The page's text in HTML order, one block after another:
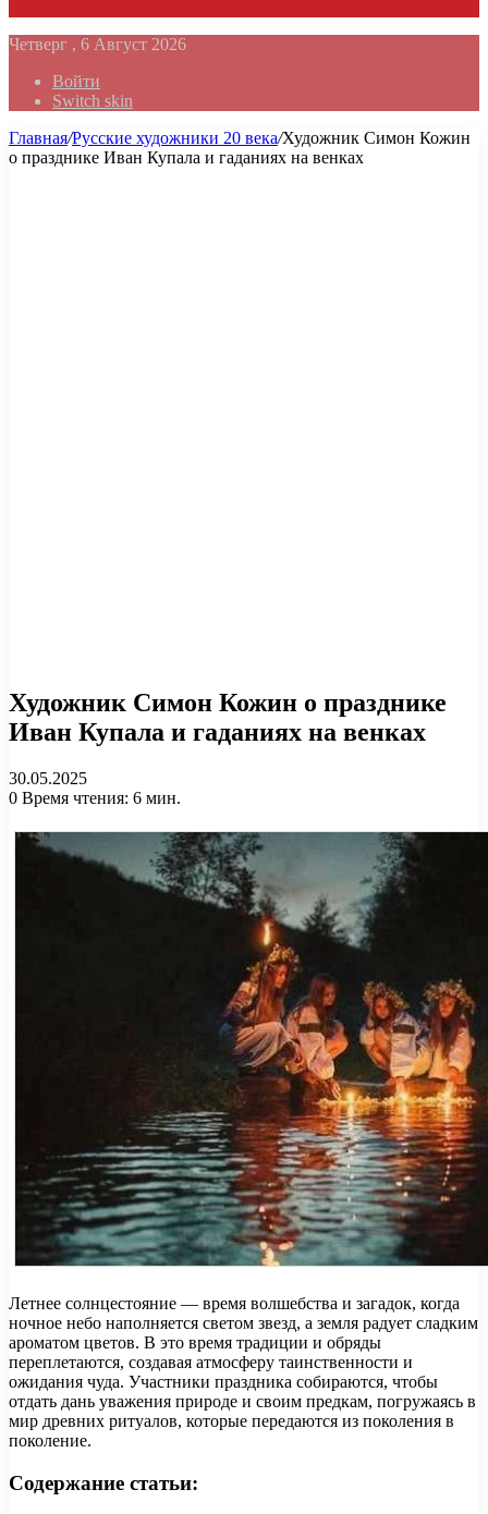
Четверг , 6 Август 2026
Войти
Switch skin
Главная/Русские художники 20 века/Художник Симон Кожин
о празднике Иван Купала и гаданиях на венках
Художник Симон Кожин о празднике
Иван Купала и гаданиях на венках
30.05.2025
0 Время чтения: 6 мин.
Летнее солнцестояние — время волшебства и загадок, когда
ночное небо наполняется светом звезд, а земля радует сладким
ароматом цветов. В это время традиции и обряды
переплетаются, создавая атмосферу таинственности и
ожидания чуда. Участники праздника собираются, чтобы
отдать дань уважения природе и своим предкам, погружаясь в
мир древних ритуалов, которые передаются из поколения в
поколение.
Содержание статьи: